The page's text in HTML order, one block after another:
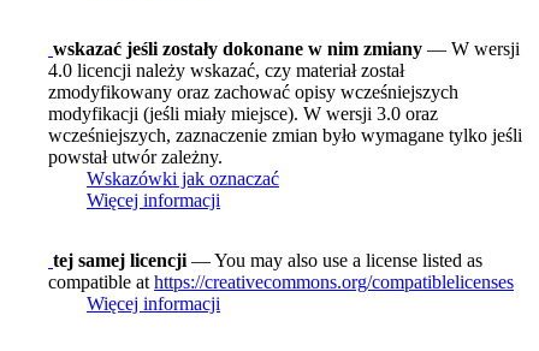
wskazać jeśli zostały dokonane w nim zmiany — W wersji
4.0 licencji należy wskazać, czy materiał został
zmodyfikowany oraz zachować opisy wcześniejszych
modyfikacji (jeśli miały miejsce). W wersji 3.0 oraz
wcześniejszych, zaznaczenie zmian było wymagane tylko jeśli
powstał utwór zależny.
Wskazówki jak oznaczać
Więcej informacji
tej samej licencji — You may also use a license listed as
compatible at https://creativecommons.org/compatiblelicenses
Więcej informacji